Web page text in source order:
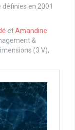
définies en 2001
etAmandine
&
(3 V),